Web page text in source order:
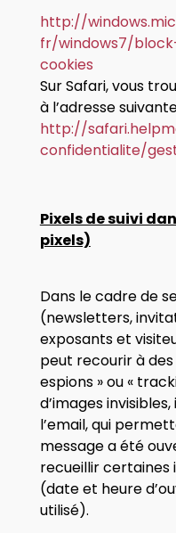
http://
fr/windows7/
cookies
Sur Safari, vous
à l’adresse
http://
confidentialite/
Pixels de suivi
pixels)
Dans le cadre de
(newsletters,
exposants et
peut recourir à des
espions » ou «
d’images
l’email, qui
message a été
recueillir
(date et heure
utilisé).